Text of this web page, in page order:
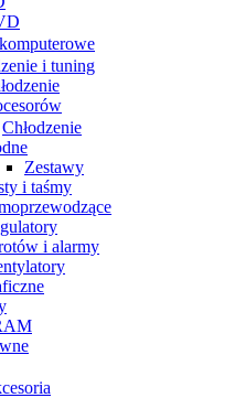
i tuning
Chłodzenie
Zestawy
i taśmy
i alarmy